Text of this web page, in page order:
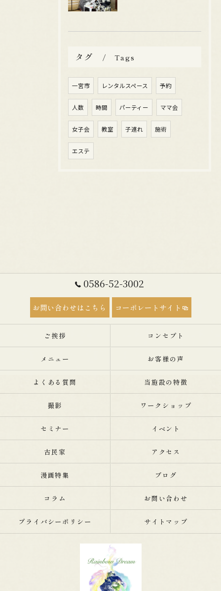
タグ Tags
一宮市 レンタルスペース 予約
人数 時間 パーティー ママ会
女子会 教室 子連れ 施術
エステ
0586-52-3002
お問い合わせはこちら コーポレートサイト
ご挨拶 コンセプト
メニュー お客様の声
よくある質問 当施設の特徴
撮影 ワークショップ
セミナー イベント
古民家 アクセス
漫画特集 ブログ
コラム お問い合わせ
プライバシーポリシー サイトマップ